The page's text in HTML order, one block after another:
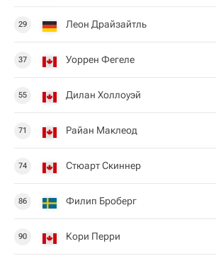
29 Леон Драйзайтль
37 Уоррен Фегеле
55 Дилан Холлоуэй
71 Райан Маклеод
74 Стюарт Скиннер
86 Филип Броберг
90 Кори Перри